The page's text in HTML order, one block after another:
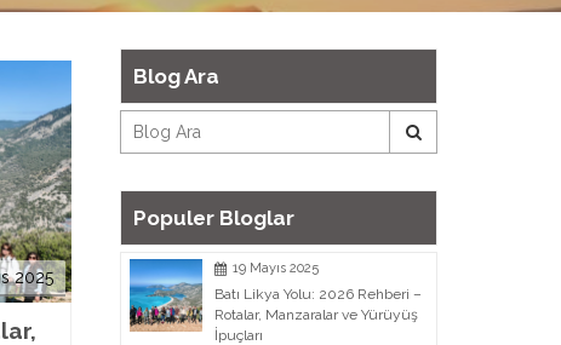
2025
Blog Ara
Populer Bloglar
19 Mayıs 2025
Batı Likya Yolu: 2026 Rehberi –
Rotalar, Manzaralar ve Yürüyüş
İpuçları